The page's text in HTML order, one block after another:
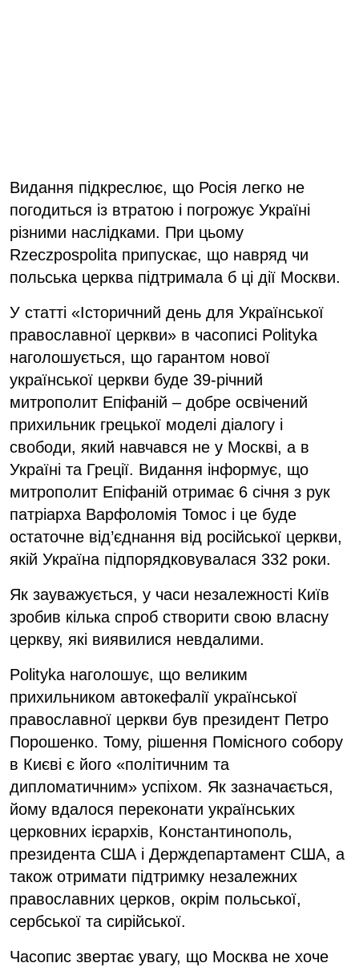
Видання підкреслює, що Росія легко не
погодиться із втратою і погрожує Україні
різними наслідками. При цьому
Rzeczpospolita припускає, що навряд чи
польська церква підтримала б ці дії Москви.
У статті «Історичний день для Української
православної церкви» в часописі Polityka
наголошується, що гарантом нової
української церкви буде 39-річний
митрополит Епіфаній – добре освічений
прихильник грецької моделі діалогу і
свободи, який навчався не у Москві, а в
Україні та Греції. Видання інформує, що
митрополит Епіфаній отримає 6 січня з рук
патріарха Варфоломія Томос і це буде
остаточне від’єднання від російської церкви,
якій Україна підпорядковувалася 332 роки.
Як зауважується, у часи незалежності Київ
зробив кілька спроб створити свою власну
церкву, які виявилися невдалими.
Polityka наголошує, що великим
прихильником автокефалії української
православної церкви був президент Петро
Порошенко. Тому, рішення Помісного собору
в Києві є його «політичним та
дипломатичним» успіхом. Як зазначається,
йому вдалося переконати українських
церковних ієрархів, Константинополь,
президента США і Держдепартамент США, а
також отримати підтримку незалежних
православних церков, окрім польської,
сербської та сирійської.
Часопис звертає увагу, що Москва не хоче